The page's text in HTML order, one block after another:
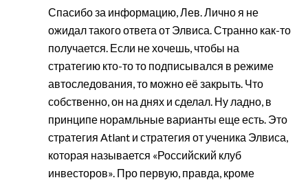
Спасибо за информацию, Лев. Лично я не
ожидал такого ответа от Элвиса. Странно как-то
получается. Если не хочешь, чтобы на
стратегию кто-то то подписывался в режиме
автоследования, то можно её закрыть. Что
собственно, он на днях и сделал. Ну ладно, в
принципе норамльные варианты еще есть. Это
стратегия Atlant и стратегия от ученика Элвиса,
которая называется «Российский клуб
инвесторов». Про первую, правда, кроме